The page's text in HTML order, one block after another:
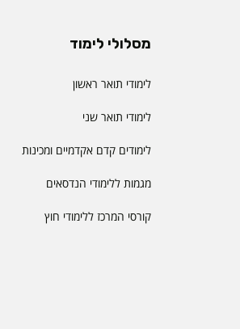
מסלולי לימוד
לימודי תואר ראשון
לימודי תואר שני
לימודים קדם אקדמיים ומכינות
מגמות ללימודי הנדסאים
קורסי המרכז ללימודי חוץ